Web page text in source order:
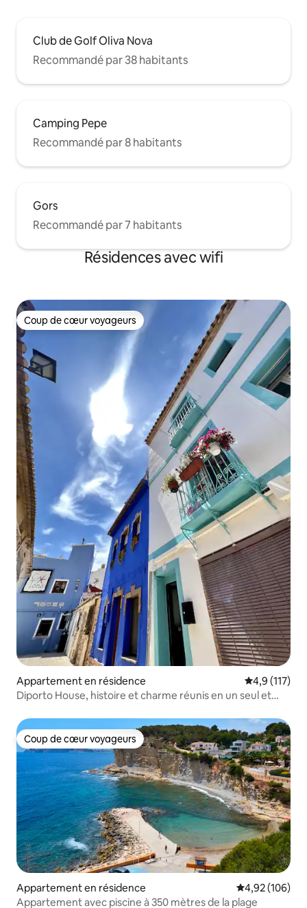
Club de Golf Oliva Nova
Recommandé par 38 habitants
Camping Pepe
Recommandé par 8 habitants
Gors
Recommandé par 7 habitants
Résidences avec wifi
Coup de cœur voyageurs
Coup de cœur voyageurs
Appartement en résidence Évaluation
4,9 (117)
Diporto House, histoire et charme réunis en un seul et
Coup de cœur voyageurs
Coup de cœur voyageurs
Appartement en résidence Évaluation
4,92 (106)
Appartement avec piscine à 350 mètres de la plage